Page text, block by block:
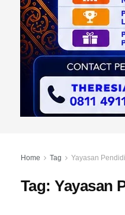
Home Tag Yayasan
Tag:Yayasan